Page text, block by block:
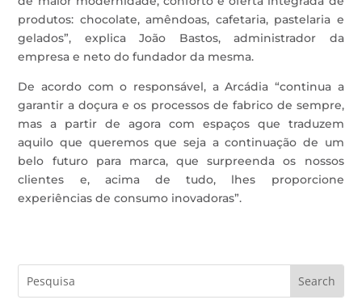
produtos: chocolate, amêndoas, cafetaria, pastelaria e
gelados”, explica João Bastos, administrador da
empresa e neto do fundador da mesma.
De acordo com o responsável, a Arcádia “continua a
garantir a doçura e os processos de fabrico de sempre,
mas a partir de agora com espaços que traduzem
aquilo que queremos que seja a continuação de um
belo futuro para marca, que surpreenda os nossos
clientes e, acima de tudo, lhes proporcione
experiências de consumo inovadoras”.